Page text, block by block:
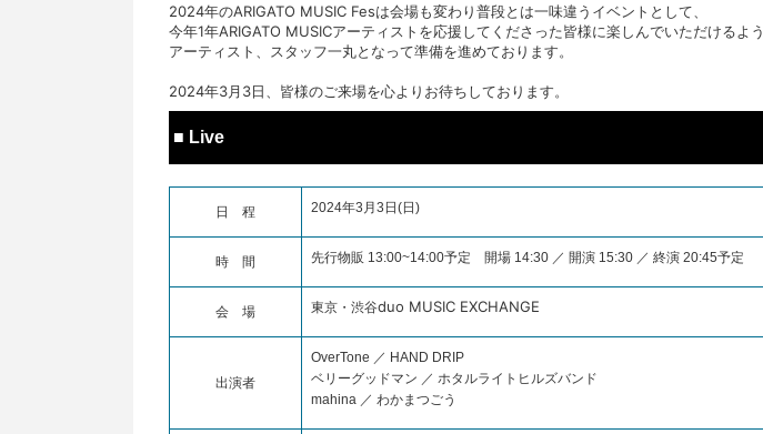
2024年のARIGATO MUSIC Fesは会場も変わり普段とは一味違うイベントとして、
今年1年ARIGATO MUSICアーティストを応援してくださった皆様に楽しんでいただけるよう
アーティスト、スタッフ一丸となって準備を進めております。
2024年3月3日、皆様のご来場を心よりお待ちしております。
■ Live
日 程 2024年3月3日(日)
時 間 先行物販 13:00~14:00予定 開場 14:30 ／ 開演 15:30 ／ 終演 20:45予定
会 場 東京・渋谷duo MUSIC EXCHANGE
出演者
OverTone ／ HAND DRIP
ベリーグッドマン ／ ホタルライトヒルズバンド
mahina ／ わかまつごう